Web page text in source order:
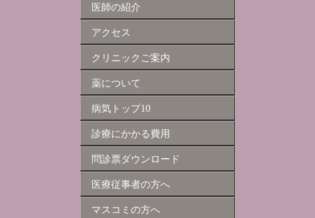
医師の紹介
アクセス
クリニックご案内
薬について
病気トップ10
診療にかかる費用
問診票ダウンロード
医療従事者の方へ
マスコミの方へ